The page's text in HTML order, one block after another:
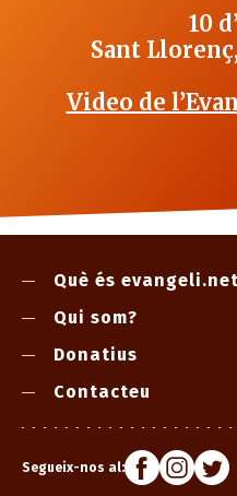
10
Sant
Video de
Què és
Qui som?
Donatius
Contacteu
Segueix-nos al: